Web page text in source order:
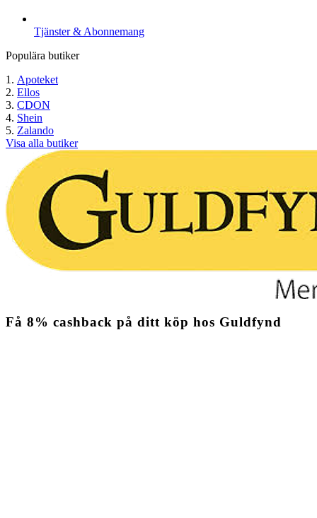
Tjänster & Abonnemang
Populära butiker
Apoteket
Ellos
CDON
Shein
Zalando
Visa alla butiker
Få 8% cashback på ditt köp hos Guldfynd